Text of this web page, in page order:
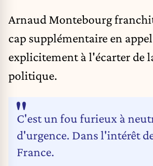
Arnaud Montebourg
cap supplémentaire en
explicitement à l'écarter de
politique.
C'est un fou furieux à
d'urgence. Dans l'intérêt
France.